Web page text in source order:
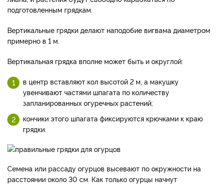
подготовленным грядкам.
Вертикальные грядки делают наподобие вигвама диаметром
примерно в 1 м.
Вертикальная грядка вполне может быть и округлой:
в центр вставляют кол высотой 2 м, а макушку
увенчивают частями шпагата по количеству
запланированных огуречных растений;
кончики этого шпагата фиксируются крючками к краю
грядки.
Семена или рассаду огурцов высевают по окружности на
расстоянии около 30 см. Как только огурцы начнут